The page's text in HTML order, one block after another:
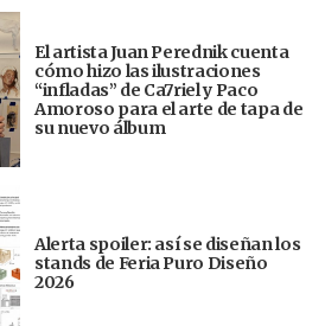
El artista Juan Perednik cuenta
cómo hizo las ilustraciones
“infladas” de Ca7riel y Paco
Amoroso para el arte de tapa de
su nuevo álbum
Alerta spoiler: así se diseñan los
stands de Feria Puro Diseño
2026